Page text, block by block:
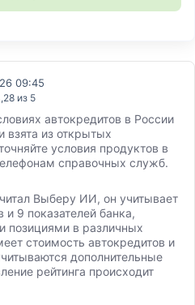
09:45
из 5
автокредитов в России
взята из открытых
условия продуктов в
справочных служб.
Выберу ИИ, он учитывает
9 показателей банка,
позициями в различных
стоимость автокредитов и
дополнительные
рейтинга происходит